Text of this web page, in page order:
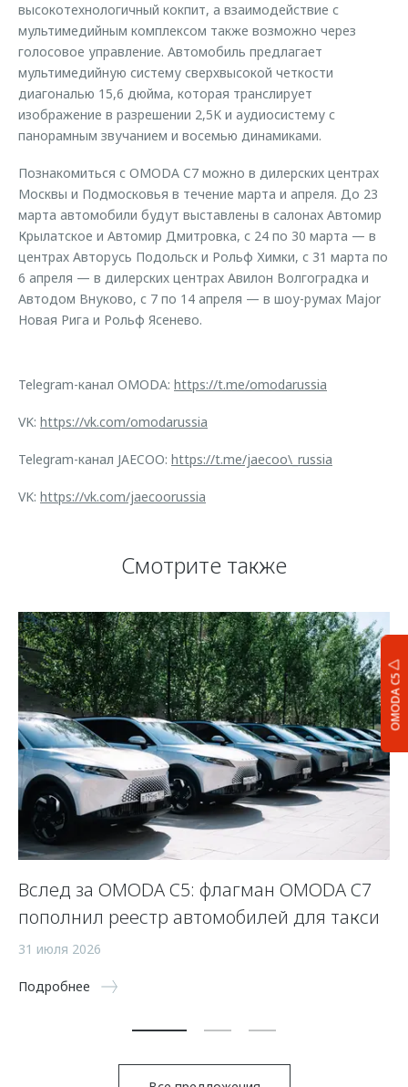
OMODA C5
высокотехнологичный кокпит, а взаимодействие с
мультимедийным комплексом также возможно через
голосовое управление. Автомобиль предлагает
мультимедийную систему сверхвысокой четкости
диагональю 15,6 дюйма, которая транслирует
изображение в разрешении 2,5K и аудиосистему с
панорамным звучанием и восемью динамиками.
Познакомиться с OMODA C7 можно в дилерских центрах
Москвы и Подмосковья в течение марта и апреля. До 23
марта автомобили будут выставлены в салонах Автомир
Крылатское и Автомир Дмитровка, с 24 по 30 марта — в
центрах Авторусь Подольск и Рольф Химки, с 31 марта по
6 апреля — в дилерских центрах Авилон Волгоградка и
Автодом Внуково, с 7 по 14 апреля — в шоу-румах Major
Новая Рига и Рольф Ясенево.
Telegram-канал OMODA: https://t.me/omodarussia
VK: https://vk.com/omodarussia
Telegram-канал JAECOO: https://t.me/jaecoo\_russia
VK: https://vk.com/jaecoorussia
Смотрите также
Вслед за OMODA C5: флагман OMODA C7
пополнил реестр автомобилей для такси
31 июля 2026
Подробнее